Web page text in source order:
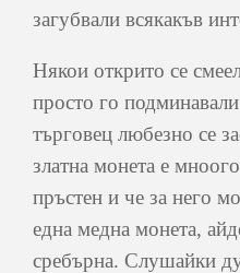
загубвали всякакъв
Някои открито се
просто го
търговец любезно се
златна монета е
пръстен и че за него
една медна монета,
сребърна. Слушайки